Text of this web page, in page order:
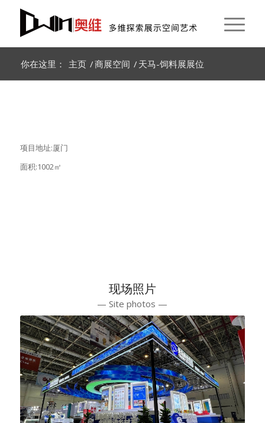
你在这里： 主页 /商展空间 / 天马-饲料展展位
项目地址:厦门
面积:1002㎡
现场照片
— Site photos —